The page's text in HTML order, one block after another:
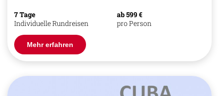
7 Tage
Individuelle Rundreisen
ab 599 €
pro Person
Mehr erfahren